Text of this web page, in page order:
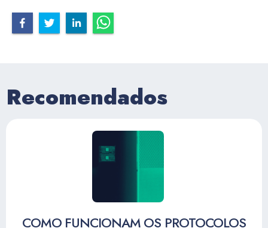
Recomendados
COMO FUNCIONAM OS PROTOCOLOS